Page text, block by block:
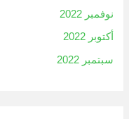
نوفمبر 2022
أكتوبر 2022
سبتمبر 2022